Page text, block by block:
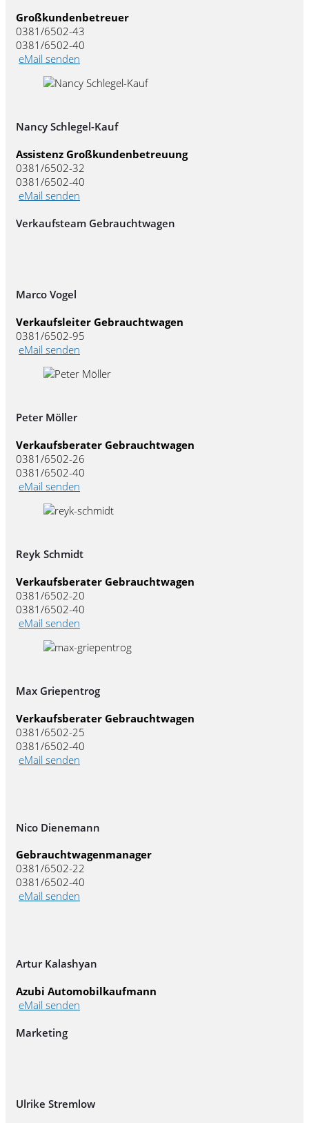
Großkundenbetreuer
0381/6502-43
0381/6502-40
eMail senden
Nancy Schlegel-Kauf
Assistenz Großkundenbetreuung
0381/6502-32
0381/6502-40
eMail senden
Verkaufsteam Gebrauchtwagen
Marco Vogel
Verkaufsleiter Gebrauchtwagen
0381/6502-95
eMail senden
Peter Möller
Verkaufsberater Gebrauchtwagen
0381/6502-26
0381/6502-40
eMail senden
Reyk Schmidt
Verkaufsberater Gebrauchtwagen
0381/6502-20
0381/6502-40
eMail senden
Max Griepentrog
Verkaufsberater Gebrauchtwagen
0381/6502-25
0381/6502-40
eMail senden
Nico Dienemann
Gebrauchtwagenmanager
0381/6502-22
0381/6502-40
eMail senden
Artur Kalashyan
Azubi Automobilkaufmann
eMail senden
Marketing
Ulrike Stremlow